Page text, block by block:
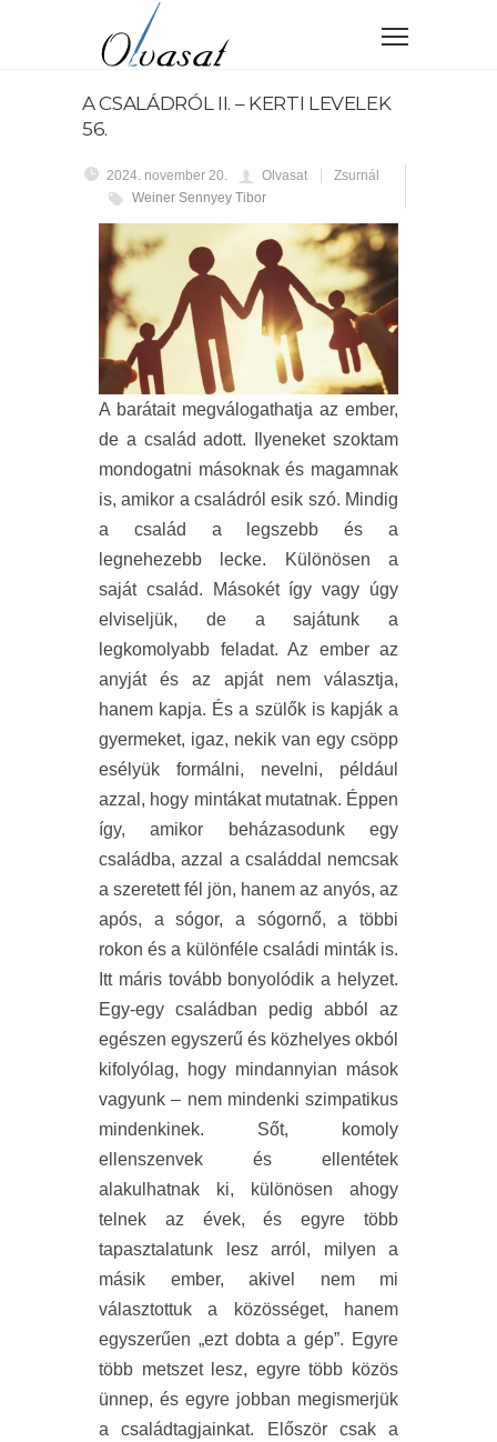
A CSALÁDRÓL II. – KERTI LEVELEK
56.
2024. november 20. Olvasat
Zsurnál
Weiner Sennyey Tibor
A barátait megválogathatja az ember,
de a család adott. Ilyeneket szoktam
mondogatni másoknak és magamnak
is, amikor a családról esik szó. Mindig
a család a legszebb és a
legnehezebb lecke. Különösen a
saját család. Másokét így vagy úgy
elviseljük, de a sajátunk a
legkomolyabb feladat. Az ember az
anyját és az apját nem választja,
hanem kapja. És a szülők is kapják a
gyermeket, igaz, nekik van egy csöpp
esélyük formálni, nevelni, például
azzal, hogy mintákat mutatnak. Éppen
így, amikor beházasodunk egy
családba, azzal a családdal nemcsak
a szeretett fél jön, hanem az anyós, az
após, a sógor, a sógornő, a többi
rokon és a különféle családi minták is.
Itt máris tovább bonyolódik a helyzet.
Egy-egy családban pedig abból az
egészen egyszerű és közhelyes okból
kifolyólag, hogy mindannyian mások
vagyunk – nem mindenki szimpatikus
mindenkinek. Sőt, komoly
ellenszenvek és ellentétek
alakulhatnak ki, különösen ahogy
telnek az évek, és egyre több
tapasztalatunk lesz arról, milyen a
másik ember, akivel nem mi
választottuk a közösséget, hanem
egyszerűen „ezt dobta a gép”. Egyre
több metszet lesz, egyre több közös
ünnep, és egyre jobban megismerjük
a családtagjainkat. Először csak a